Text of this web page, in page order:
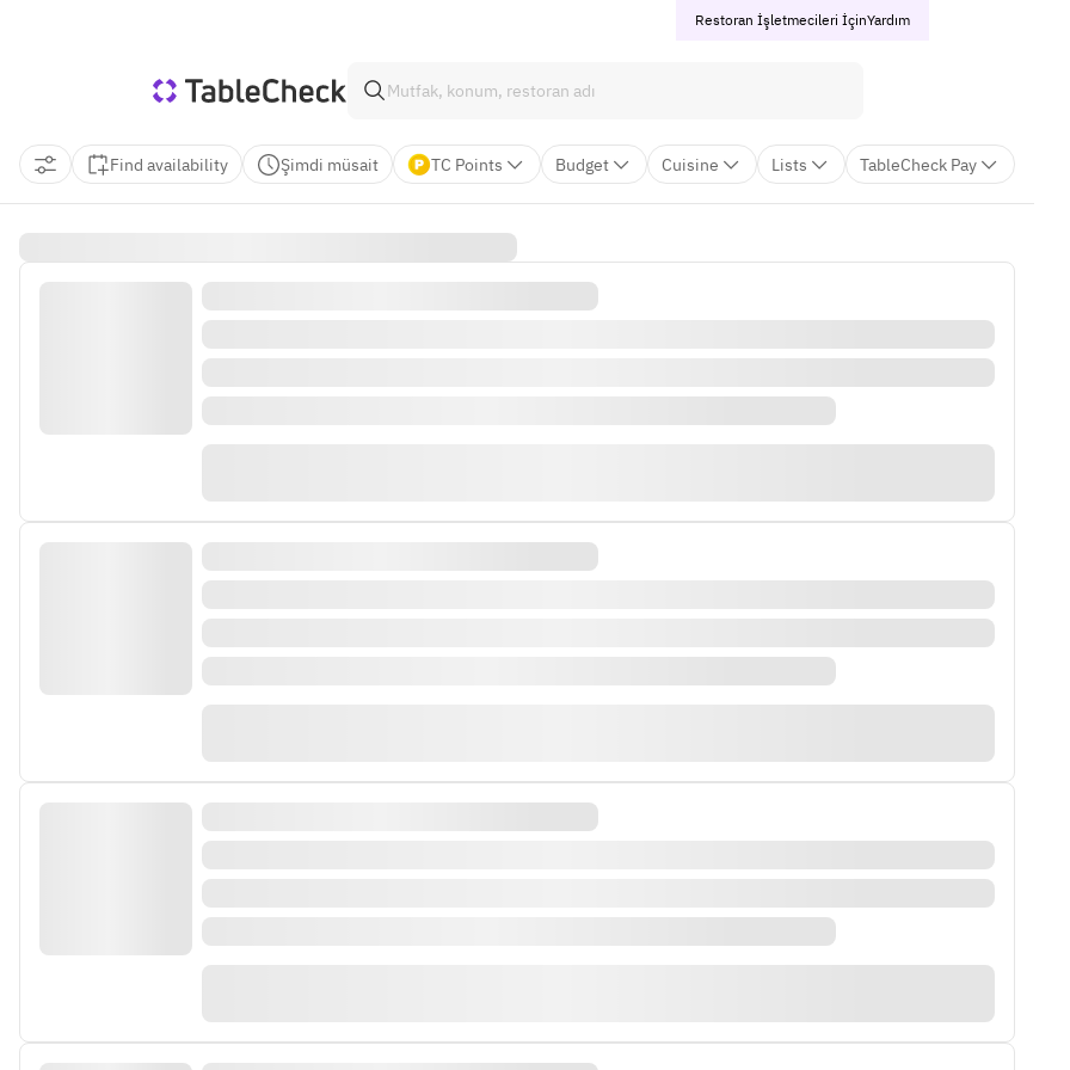
Restoran İşletmecileri İçinYardım
Find availability Şimdi müsait TC Points Budget Cuisine Lists TableCheck Pay